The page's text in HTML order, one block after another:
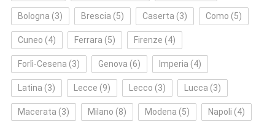
Bologna (3) Brescia (5) Caserta (3) Como (5)
Cuneo (4) Ferrara (5) Firenze (4)
Forlì‑Cesena (3) Genova (6) Imperia (4)
Latina (3) Lecce (9) Lecco (3) Lucca (3)
Macerata (3) Milano (8) Modena (5) Napoli (4)